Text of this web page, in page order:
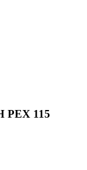
PEX 115